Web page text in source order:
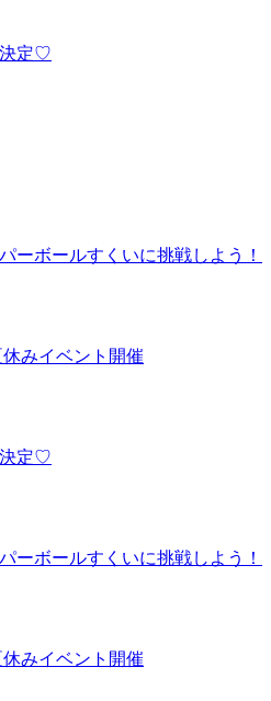
定♡
ーボールすくいに挑戦しよう！
みイベント開催
定♡
ーボールすくいに挑戦しよう！
みイベント開催